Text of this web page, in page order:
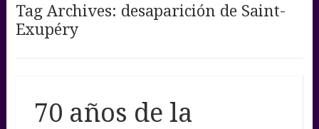
Tag Archives: desaparición de Saint-
Exupéry
70 años de la